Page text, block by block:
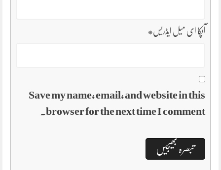
آپکا ای میل ایڈریس*
Save my name, email, and website in this
browser for the next time I comment.